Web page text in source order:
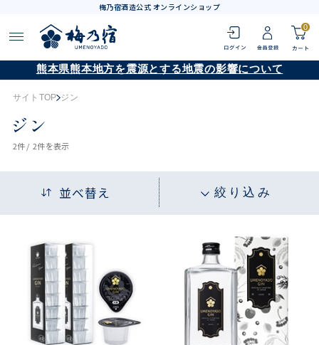
梅乃宿酒造公式 オンラインショップ
0
熊本県熊本地方を震源とする地震の影響について
サイトTOP ジン
ジン
2件 / 2件を表示
並べ替え 絞り込み